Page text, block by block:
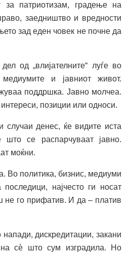
за патриотизам, градење на
заедништво и вредности
зад еден човек не почне да
од „влијателните“ луѓе во
медиумите и јавниот живот.
поддршка. Јавно молчеа.
позиции или односи.
случаи денес, ќе видите иста
се распарчуваат јавно.
моќни.
Во политика, бизнис, медиуми
најчесто ги носат
не го прифатив. И да – платив
дискредитации, закани
сè што сум изградила. Но